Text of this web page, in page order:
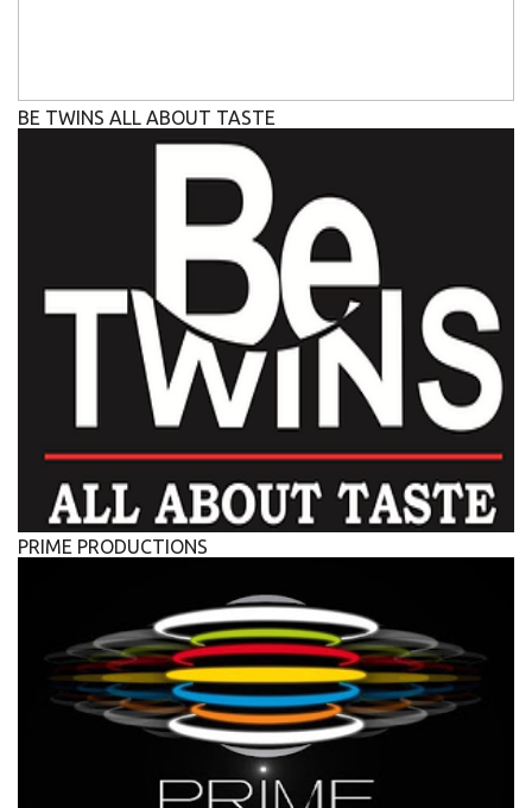
BE TWINS ALL ABOUT TASTE
PRIME PRODUCTIONS